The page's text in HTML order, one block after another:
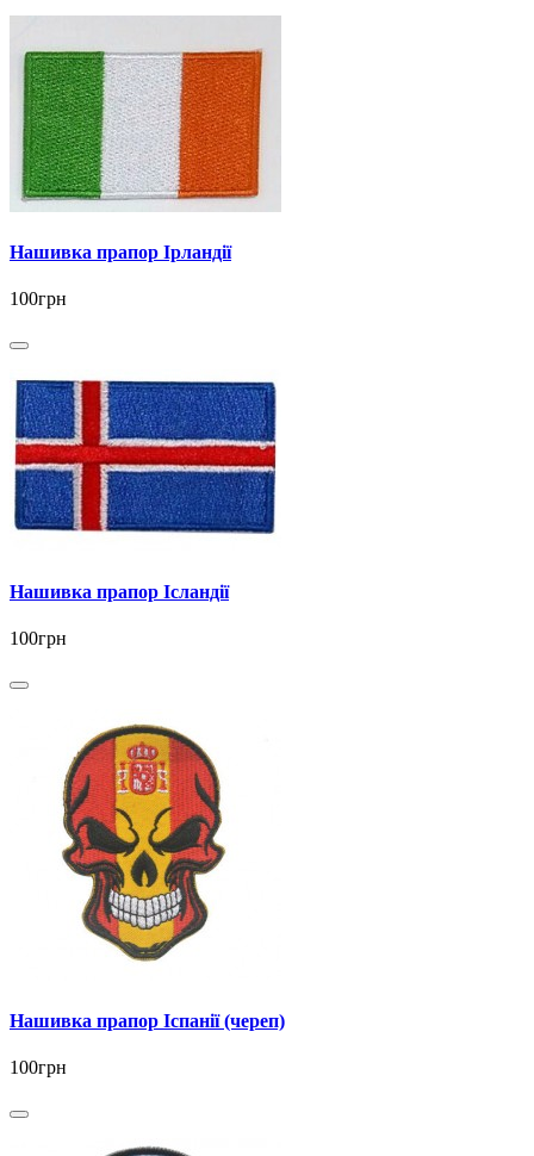
Нашивка прапор Ірландії
100грн
Нашивка прапор Ісландії
100грн
Нашивка прапор Іспанії (череп)
100грн